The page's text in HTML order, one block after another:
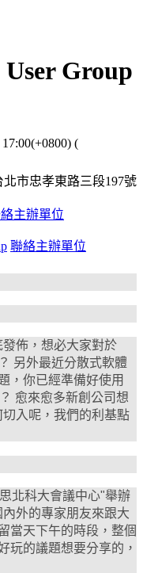
Group
17:00(+0800) (
市忠孝東路三段197號
主辦單位
聯絡主辦單位
佈，想必大家對於
另外最近分散式軟體
，你已經準備好使用
愈來愈多新創公司想
入呢，我們的利基點
北科大會議中心"舉辦
外的專家朋友來跟大
當天下午的時段，整個
玩的議題想要分享的，